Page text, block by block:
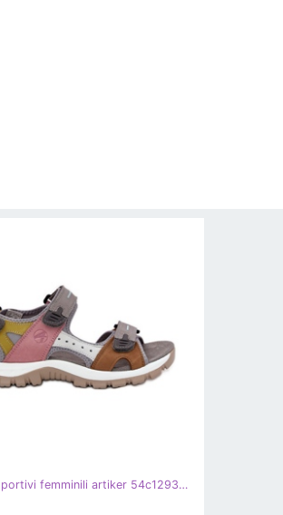
Sandali sportivi femminili artiker 54c1293 multikolor multicolore